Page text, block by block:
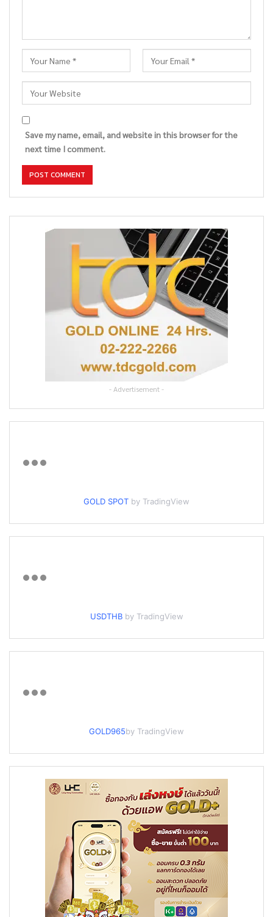
Save my name, email, and website in this browser for the
next time I comment.
- Advertisement -
GOLD SPOT by TradingView
USDTHB by TradingView
GOLD965by TradingView